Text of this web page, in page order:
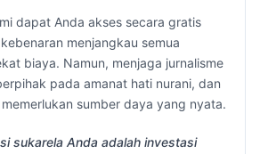
dapat Anda akses secara gratis
menjangkau semua
biaya. Namun, menjaga jurnalisme
pada amanat hati nurani, dan
sumber daya yang nyata.
sukarela Anda adalah investasi